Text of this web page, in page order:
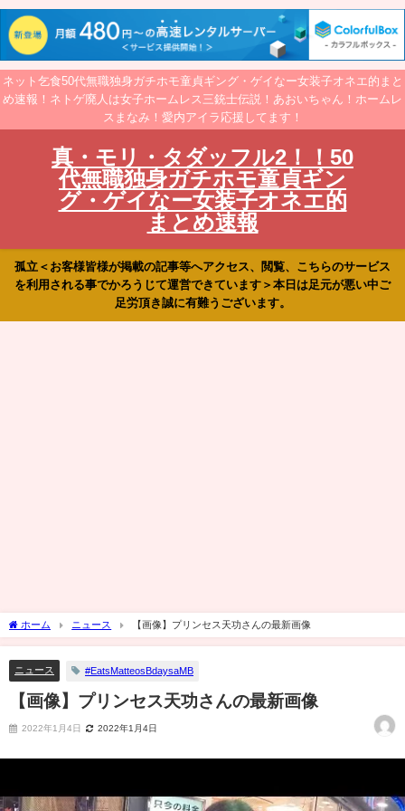
ネット乞食50代無職独身ガチホモ童貞ギング・ゲイなー女装子オネエ的まと
め速報！ネトゲ廃人は女子ホームレス三銃士伝説！あおいちゃん！ホームレ
スまなみ！愛内アイラ応援してます！
真・モリ・タダッフル2！！50
代無職独身ガチホモ童貞ギン
グ・ゲイなー女装子オネエ的
まとめ速報
孤立＜お客様皆様が掲載の記事等へアクセス、閲覧、こちらのサービス
を利用される事でかろうじて運営できています＞本日は足元が悪い中ご
足労頂き誠に有難うございます。
ホーム ニュース 【画像】プリンセス天功さんの最新画像
ニュース #EatsMatteosBdaysaMB
【画像】プリンセス天功さんの最新画像
2022年1月4日 2022年1月4日